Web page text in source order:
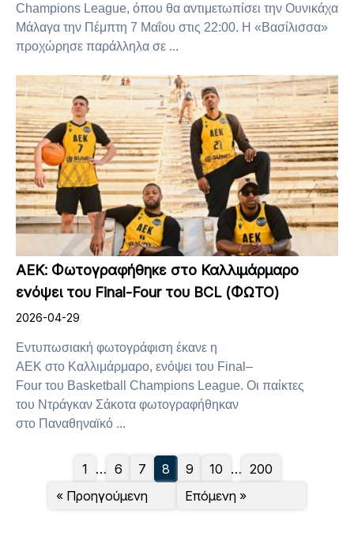
Champions League, όπου θα αντιμετωπίσει την Ουνικάχα
Μάλαγα την Πέμπτη 7 Μαΐου στις 22:00. Η «Βασίλισσα»
προχώρησε παράλληλα σε ...
ΑΕΚ: Φωτογραφήθηκε στο Καλλιμάρμαρο
ενόψει του Final-Four του BCL (ΦΩΤΟ)
2026-04-29
Εντυπωσιακή φωτογράφιση έκανε η
ΑΕΚ στο Καλλιμάρμαρο, ενόψει του Final–
Four του Basketball Champions League. Οι παίκτες
του Ντράγκαν Σάκοτα φωτογραφήθηκαν
στο Παναθηναϊκό ...
« Προηγούμενη
1 … 6 7 8 9 10 … 200
Επόμενη »